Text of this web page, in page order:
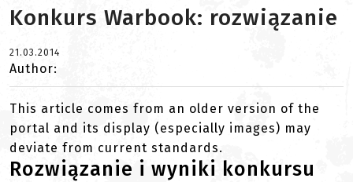
Konkurs Warbook: rozwiązanie
21.03.2014
Author:
This article comes from an older version of the
portal and its display (especially images) may
deviate from current standards.
Rozwiązanie i wyniki konkursu